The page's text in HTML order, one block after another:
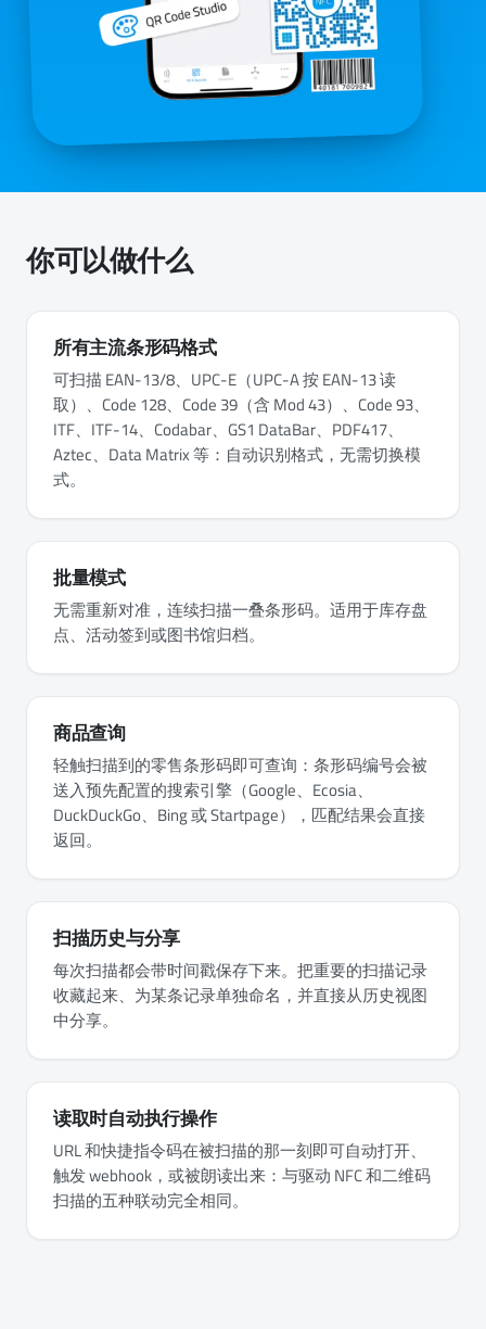
你可以做什么
所有主流条形码格式
可扫描 EAN-13/8、UPC-E（UPC-A 按 EAN-13 读
取）、Code 128、Code 39（含 Mod 43）、Code 93、
ITF、ITF-14、Codabar、GS1 DataBar、PDF417、
Aztec、Data Matrix 等：自动识别格式，无需切换模
式。
批量模式
无需重新对准，连续扫描一叠条形码。适用于库存盘
点、活动签到或图书馆归档。
商品查询
轻触扫描到的零售条形码即可查询：条形码编号会被
送入预先配置的搜索引擎（Google、Ecosia、
DuckDuckGo、Bing 或 Startpage），匹配结果会直接
返回。
扫描历史与分享
每次扫描都会带时间戳保存下来。把重要的扫描记录
收藏起来、为某条记录单独命名，并直接从历史视图
中分享。
读取时自动执行操作
URL 和快捷指令码在被扫描的那一刻即可自动打开、
触发 webhook，或被朗读出来：与驱动 NFC 和二维码
扫描的五种联动完全相同。